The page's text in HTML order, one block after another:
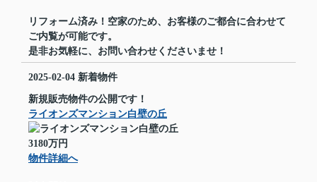
リフォーム済み！空家のため、お客様のご都合に合わせて
ご内覧が可能です。
是非お気軽に、お問い合わせくださいませ！
2025-02-04 新着物件
新規販売物件の公開です！
ライオンズマンション白壁の丘
3180万円
物件詳細へ